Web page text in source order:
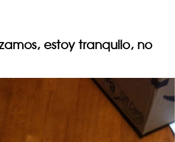
estoy tranquilo, no